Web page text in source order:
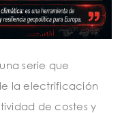
serie que
la electrificación
de costes y